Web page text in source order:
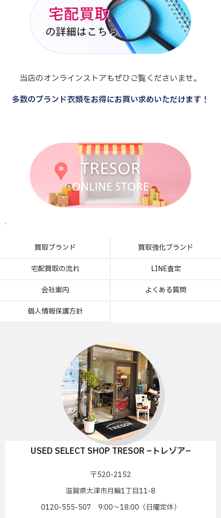
当店のオンラインストアもぜひご覧くださいませ。
多数のブランド衣類をお得にお買い求めいただけます！
.
買取ブランド 買取強化ブランド
宅配買取の流れ LINE査定
会社案内 よくある質問
個人情報保護方針
USED SELECT SHOP TRESOR –トレゾア–
〒520-2152
滋賀県大津市月輪1丁目11-8
0120-555-507 9:00〜18:00（日曜定休）